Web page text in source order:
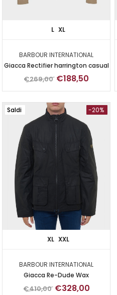
L XL
BARBOUR INTERNATIONAL
Giacca Rectifier harrington casual
€269,00 €188,50
Saldi -20%
XL XXL
BARBOUR INTERNATIONAL
Giacca Re-Dude Wax
€410,00 €328,00